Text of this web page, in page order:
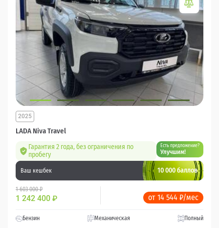
LADA Niva Travel
2025
Гарантия 2 года, без ограничения по
пробегу
Есть предложение?
Улучшим!
Ваш кешбек 10 000 баллов
1 603 000 ₽
1 242 400 ₽ от 14 544 ₽/мес
Бензин Механическая Полный